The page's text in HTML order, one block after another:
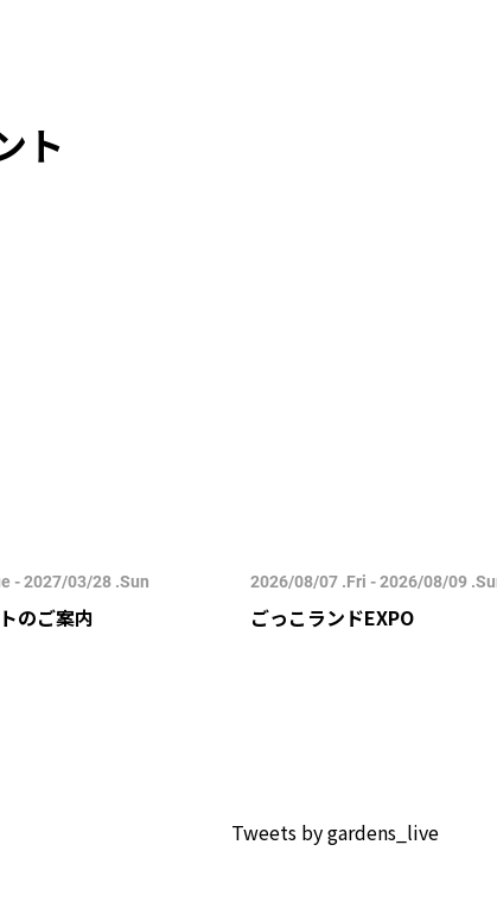
ト
- 2027/03/28 .Sun
のご案内
2026/08/07 .Fri - 2026/08/09
ごっこランドEXPO
Tweets by gardens_live